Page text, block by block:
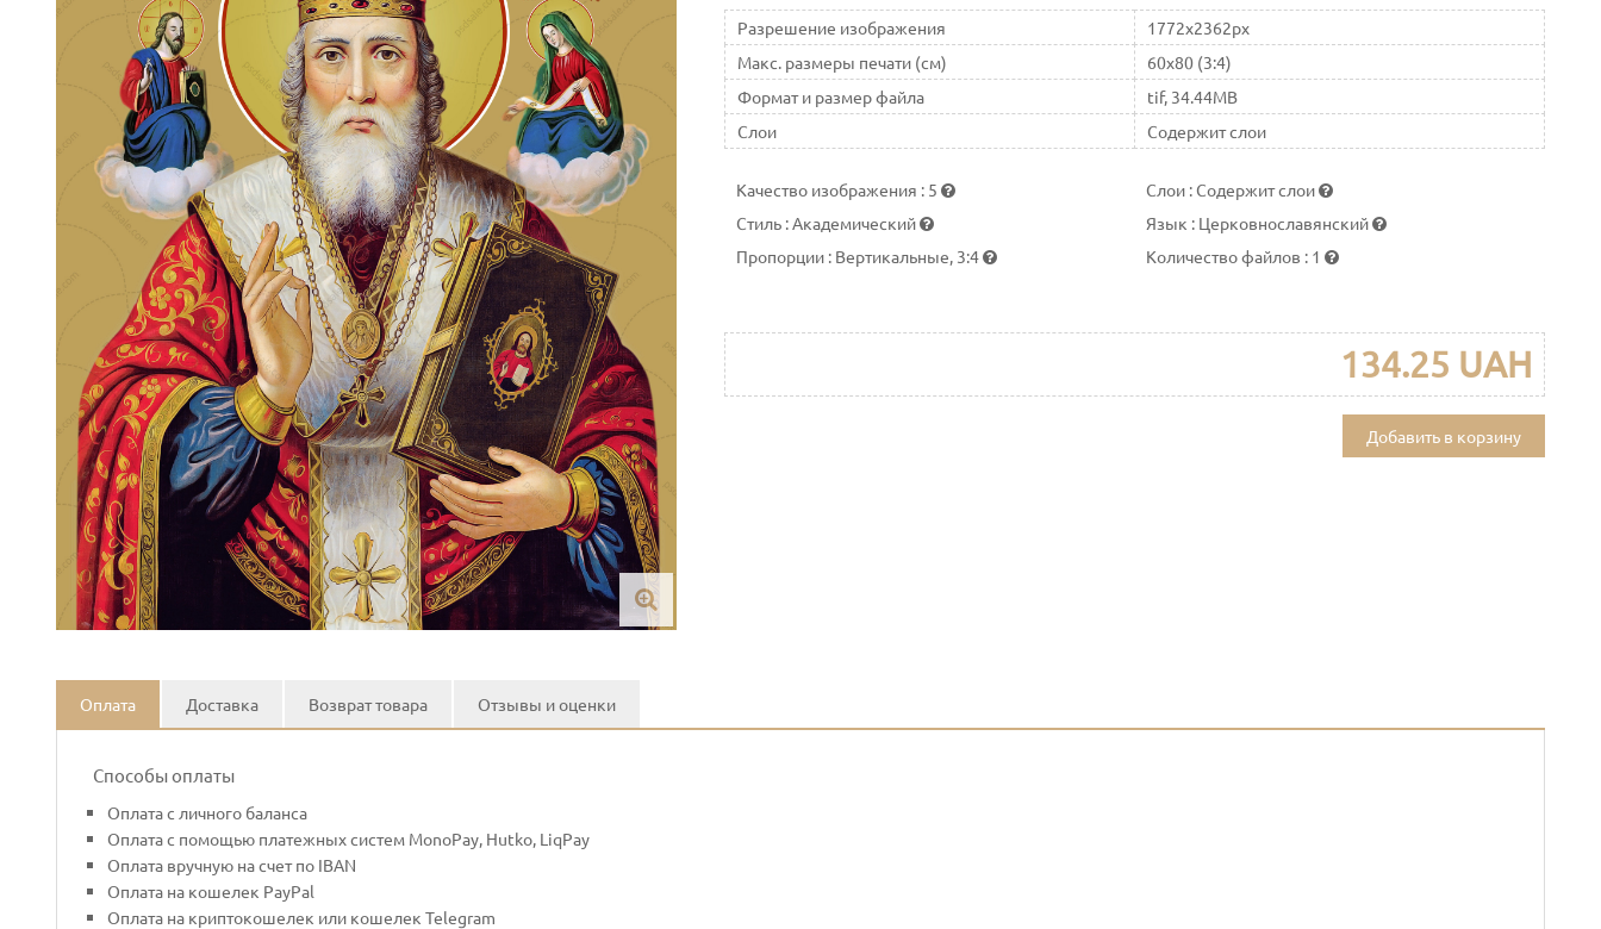
Разрешение изображения
1772x2362px
Макс. размеры печати (см)
60x80 (3:4)
Формат и размер файла
tif, 34.44MB
Слои
Содержит слои
Качество изображения : 5 Слои :Содержит слои
Стиль : Академический Язык : Церковнославянский
Пропорции : Вертикальные, 3:4 Количество файлов : 1
134.25 UAH
Добавить в корзину
Оплата Доставка Возврат товара Отзывы и оценки
Способы оплаты
Оплата с личного баланса
Оплата с помощью платежных систем MonoPay, Hutko, LiqPay
Оплата вручную на счет по IBAN
Оплата на кошелек PayPal
Оплата на криптокошелек или кошелек Telegram